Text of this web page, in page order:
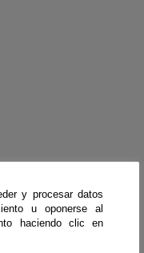
y procesar datos
u oponerse al
haciendo clic en